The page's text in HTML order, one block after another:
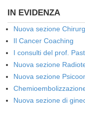
IN EVIDENZA
Nuova sezione
Il Cancer Coaching
I consulti del prof.
Nuova sezione
Nuova sezione
Nuova sezione di